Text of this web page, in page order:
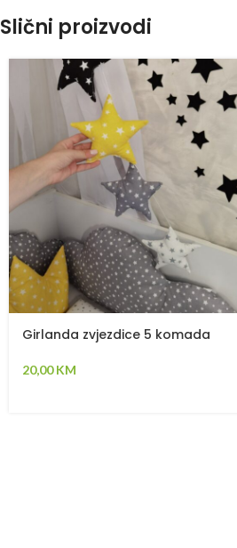
Slični proizvodi
Girlanda zvjezdice 5 komada
20,00KM